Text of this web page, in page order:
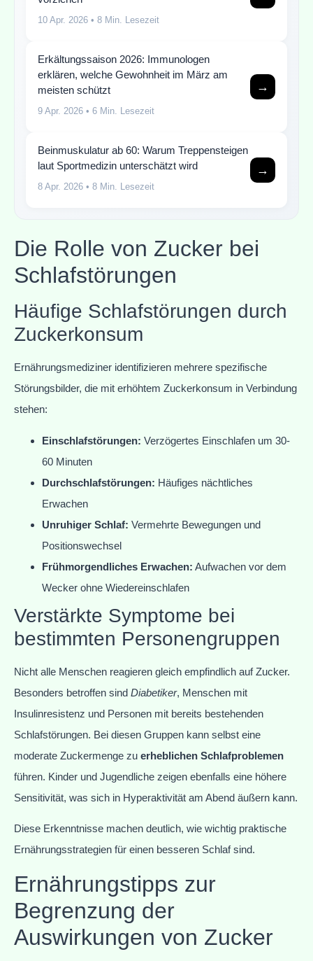
10 Apr. 2026 • 8 Min. Lesezeit
Erkältungssaison 2026: Immunologen
erklären, welche Gewohnheit im März am
meisten schützt
9 Apr. 2026 • 6 Min. Lesezeit
→
Beinmuskulatur ab 60: Warum Treppensteigen
laut Sportmedizin unterschätzt wird
8 Apr. 2026 • 8 Min. Lesezeit
→
Die Rolle von Zucker bei
Schlafstörungen
Häufige Schlafstörungen durch
Zuckerkonsum
Ernährungsmediziner identifizieren mehrere spezifische
Störungsbilder, die mit erhöhtem Zuckerkonsum in Verbindung
stehen:
Einschlafstörungen: Verzögertes Einschlafen um 30-
60 Minuten
Durchschlafstörungen: Häufiges nächtliches
Erwachen
Unruhiger Schlaf: Vermehrte Bewegungen und
Positionswechsel
Frühmorgendliches Erwachen: Aufwachen vor dem
Wecker ohne Wiedereinschlafen
Verstärkte Symptome bei
bestimmten Personengruppen
Nicht alle Menschen reagieren gleich empfindlich auf Zucker.
Besonders betroffen sind Diabetiker, Menschen mit
Insulinresistenz und Personen mit bereits bestehenden
Schlafstörungen. Bei diesen Gruppen kann selbst eine
moderate Zuckermenge zu erheblichen Schlafproblemen
führen. Kinder und Jugendliche zeigen ebenfalls eine höhere
Sensitivität, was sich in Hyperaktivität am Abend äußern kann.
Diese Erkenntnisse machen deutlich, wie wichtig praktische
Ernährungsstrategien für einen besseren Schlaf sind.
Ernährungstipps zur
Begrenzung der
Auswirkungen von Zucker